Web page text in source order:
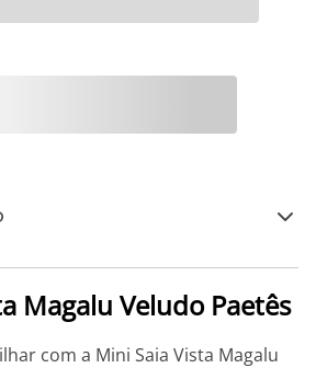
Magalu Veludo Paetês
com a Mini Saia Vista Magalu